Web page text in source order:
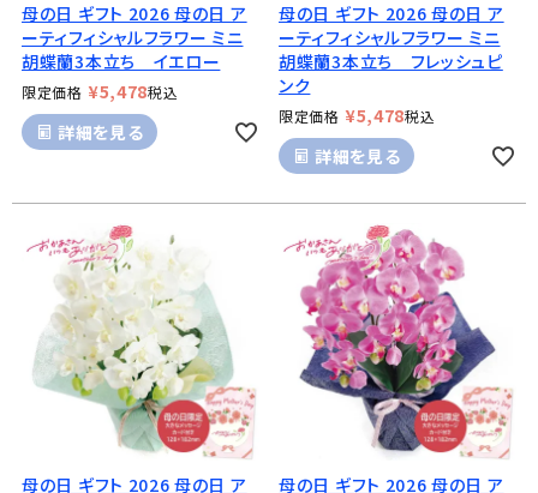
母の日 ギフト 2026 母の日 ア
ーティフィシャルフラワー ミニ
胡蝶蘭3本立ち イエロー
限定価格 ¥5,478税込
詳細を見る
母の日 ギフト 2026 母の日 ア
ーティフィシャルフラワー ミニ
胡蝶蘭3本立ち フレッシュピ
ンク
限定価格 ¥5,478税込
詳細を見る
母の日 ギフト 2026 母の日 ア
母の日 ギフト 2026 母の日 ア